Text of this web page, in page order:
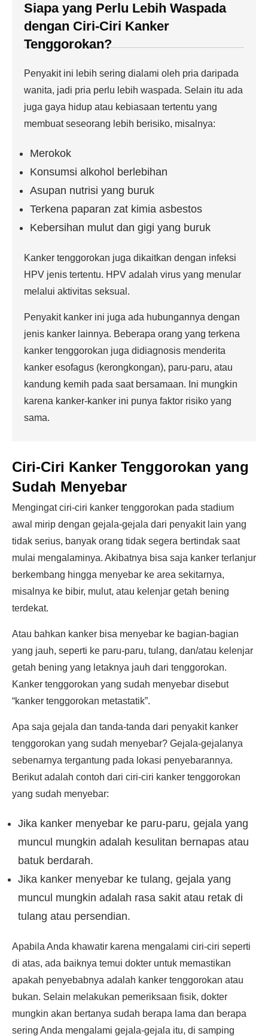
Siapa yang Perlu Lebih Waspada
dengan Ciri-Ciri Kanker
Tenggorokan?
Penyakit ini lebih sering dialami oleh pria daripada
wanita, jadi pria perlu lebih waspada. Selain itu ada
juga gaya hidup atau kebiasaan tertentu yang
membuat seseorang lebih berisiko, misalnya:
Merokok
Konsumsi alkohol berlebihan
Asupan nutrisi yang buruk
Terkena paparan zat kimia asbestos
Kebersihan mulut dan gigi yang buruk
Kanker tenggorokan juga dikaitkan dengan infeksi
HPV jenis tertentu. HPV adalah virus yang menular
melalui aktivitas seksual.
Penyakit kanker ini juga ada hubungannya dengan
jenis kanker lainnya. Beberapa orang yang terkena
kanker tenggorokan juga didiagnosis menderita
kanker esofagus (kerongkongan), paru-paru, atau
kandung kemih pada saat bersamaan. Ini mungkin
karena kanker-kanker ini punya faktor risiko yang
sama.
Ciri-Ciri Kanker Tenggorokan yang
Sudah Menyebar
Mengingat ciri-ciri kanker tenggorokan pada stadium
awal mirip dengan gejala-gejala dari penyakit lain yang
tidak serius, banyak orang tidak segera bertindak saat
mulai mengalaminya. Akibatnya bisa saja kanker terlanjur
berkembang hingga menyebar ke area sekitarnya,
misalnya ke bibir, mulut, atau kelenjar getah bening
terdekat.
Atau bahkan kanker bisa menyebar ke bagian-bagian
yang jauh, seperti ke paru-paru, tulang, dan/atau kelenjar
getah bening yang letaknya jauh dari tenggorokan.
Kanker tenggorokan yang sudah menyebar disebut
“kanker tenggorokan metastatik”.
Apa saja gejala dan tanda-tanda dari penyakit kanker
tenggorokan yang sudah menyebar? Gejala-gejalanya
sebenarnya tergantung pada lokasi penyebarannya.
Berikut adalah contoh dari ciri-ciri kanker tenggorokan
yang sudah menyebar:
Jika kanker menyebar ke paru-paru, gejala yang
muncul mungkin adalah kesulitan bernapas atau
batuk berdarah.
Jika kanker menyebar ke tulang, gejala yang
muncul mungkin adalah rasa sakit atau retak di
tulang atau persendian.
Apabila Anda khawatir karena mengalami ciri-ciri seperti
di atas, ada baiknya temui dokter untuk memastikan
apakah penyebabnya adalah kanker tenggorokan atau
bukan. Selain melakukan pemeriksaan fisik, dokter
mungkin akan bertanya sudah berapa lama dan berapa
sering Anda mengalami gejala-gejala itu, di samping